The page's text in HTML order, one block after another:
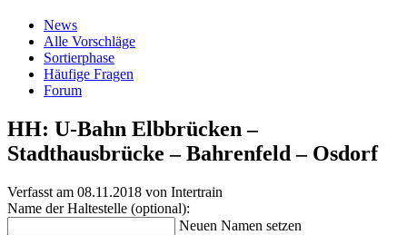
Zum
Inhalt
springen
News
Alle Vorschläge
Sortierphase
Häufige Fragen
Forum
HH: U-Bahn Elbbrücken –
Stadthausbrücke – Bahrenfeld – Osdorf
Verfasst am 08.11.2018 von Intertrain
Name der Haltestelle (optional):
Neuen Namen setzen